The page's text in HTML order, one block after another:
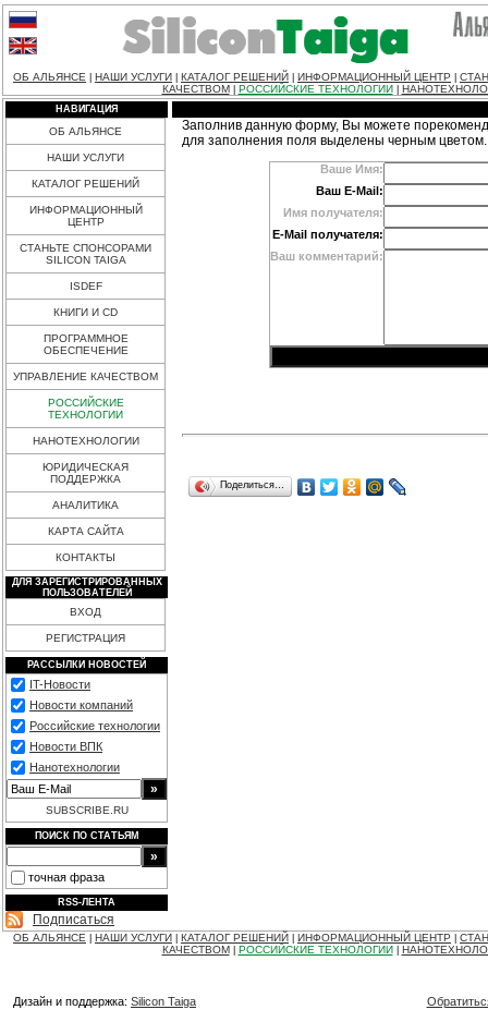
ОБ АЛЬЯНСЕ НАШИ УСЛУГИ КАТАЛОГ РЕШЕНИЙ ИНФОРМАЦИОННЫЙ ЦЕНТР
КАЧЕСТВОМ
РОССИЙСКИЕ ТЕХНОЛОГИИ
НАВИГАЦИЯ
ОБ АЛЬЯНСЕ
НАШИ УСЛУГИ
КАТАЛОГ РЕШЕНИЙ
ИНФОРМАЦИОННЫЙ
ЦЕНТР
СТАНЬТЕ СПОНСОРАМИ
SILICON TAIGA
ISDEF
КНИГИ И CD
ПРОГРАММНОЕ
ОБЕСПЕЧЕНИЕ
УПРАВЛЕНИЕ КАЧЕСТВОМ
РОССИЙСКИЕ
ТЕХНОЛОГИИ
НАНОТЕХНОЛОГИИ
ЮРИДИЧЕСКАЯ
ПОДДЕРЖКА
АНАЛИТИКА
КАРТА САЙТА
КОНТАКТЫ
ДЛЯ ЗАРЕГИСТРИРОВАННЫХ
ПОЛЬЗОВАТЕЛЕЙ
ВХОД
РЕГИСТРАЦИЯ
РАССЫЛКИ НОВОСТЕЙ
IT-Новости
Новости компаний
Российские технологии
Новости ВПК
Нанотехнологии
SUBSCRIBE.RU
ПОИСК ПО СТАТЬЯМ
точная фраза
RSS-ЛЕНТА
Подписаться
Заполнив данную форму, Вы можете
для заполнения поля выделены черным цветом.
Ваше Имя:
Ваш E-Mail:
Имя получателя:
E-Mail получателя:
Ваш комментарий:
Поделиться…
ОБ АЛЬЯНСЕ НАШИ УСЛУГИ КАТАЛОГ РЕШЕНИЙ ИНФОРМАЦИОННЫЙ ЦЕНТР
КАЧЕСТВОМ
РОССИЙСКИЕ ТЕХНОЛОГИИ
Дизайн и поддержка: Silicon Taiga